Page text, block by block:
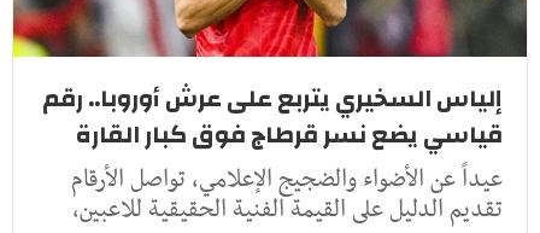
إلياس السخيري يتربع على عرش أوروبا.. رقم
قياسي يضع نسر قرطاج فوق كبار القارة
عيداً عن الأضواء والضجيج الإعلامي، تواصل الأرقام
تقديم الدليل على القيمة الفنية الحقيقية للاعبين،